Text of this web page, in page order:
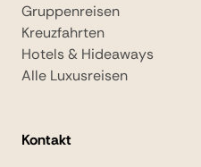
Gruppenreisen
Kreuzfahrten
Hotels & Hideaways
Alle Luxusreisen
Kontakt